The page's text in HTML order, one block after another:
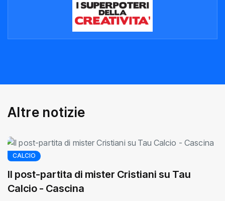
Altre notizie
CALCIO
Il post-partita di mister Cristiani su Tau
Calcio - Cascina